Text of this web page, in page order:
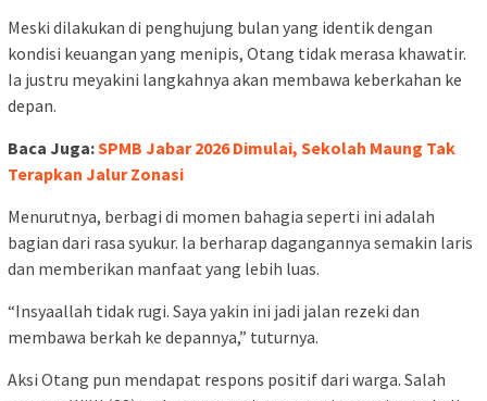
Meski dilakukan di penghujung bulan yang identik dengan
kondisi keuangan yang menipis, Otang tidak merasa khawatir.
Ia justru meyakini langkahnya akan membawa keberkahan ke
depan.
Baca Juga:SPMB Jabar 2026 Dimulai, Sekolah Maung Tak
Terapkan Jalur Zonasi
Menurutnya, berbagi di momen bahagia seperti ini adalah
bagian dari rasa syukur. Ia berharap dagangannya semakin laris
dan memberikan manfaat yang lebih luas.
“Insyaallah tidak rugi. Saya yakin ini jadi jalan rezeki dan
membawa berkah ke depannya,” tuturnya.
Aksi Otang pun mendapat respons positif dari warga. Salah